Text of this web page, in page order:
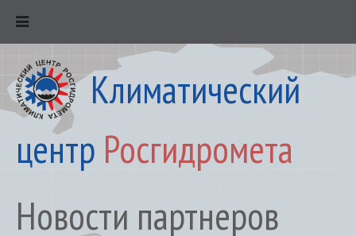
Климатический
центр Росгидромета
Новости партнеров